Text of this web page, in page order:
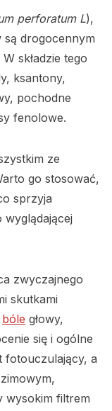
perforatum L),
są drogocennym
składzie tego
ksantony,
pochodne
fenolowe.
ze
go stosować,
sprzyja
zwyczajnego
skutkami
bóle głowy,
się i ogólne
fotouczulający, a
wysokim filtrem